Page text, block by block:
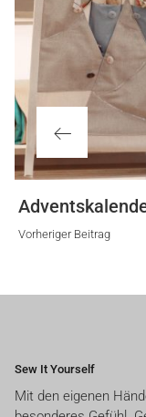
Vorheriger
Beitrag
Vorheriger Beitrag
Sew It Yourself
Mit den eigenen